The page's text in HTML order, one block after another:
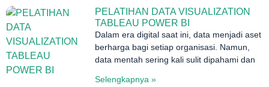
PELATIHAN DATA VISUALIZATION
TABLEAU POWER BI
Dalam era digital saat ini, data menjadi aset
berharga bagi setiap organisasi. Namun,
data mentah sering kali sulit dipahami dan
Selengkapnya »